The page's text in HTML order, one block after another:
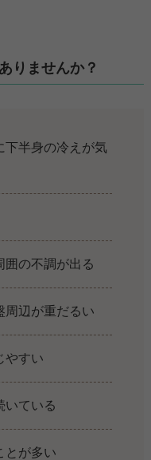
りませんか？
下半身の冷えが気
囲の不調が出る
周辺が重だるい
やすい
いている
とが多い